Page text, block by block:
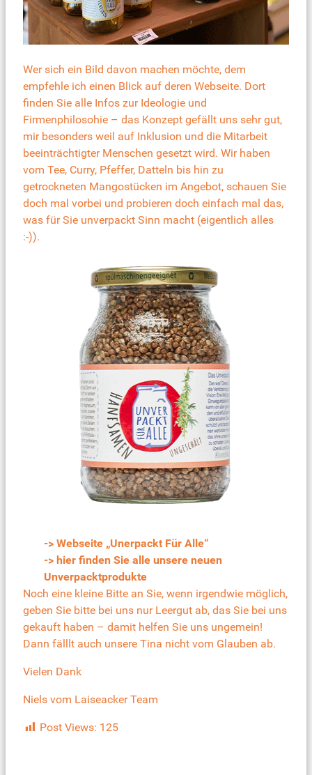
Wer sich ein Bild davon machen möchte, dem
empfehle ich einen Blick auf deren Webseite. Dort
finden Sie alle Infos zur Ideologie und
Firmenphilosohie – das Konzept gefällt uns sehr gut,
mir besonders weil auf Inklusion und die Mitarbeit
beeinträchtigter Menschen gesetzt wird. Wir haben
vom Tee, Curry, Pfeffer, Datteln bis hin zu
getrockneten Mangostücken im Angebot, schauen Sie
doch mal vorbei und probieren doch einfach mal das,
was für Sie unverpackt Sinn macht (eigentlich alles
:-)).
-> Webseite „Unerpackt Für Alle“
-> hier finden Sie alle unsere neuen
Unverpacktprodukte
Noch eine kleine Bitte an Sie, wenn irgendwie möglich,
geben Sie bitte bei uns nur Leergut ab, das Sie bei uns
gekauft haben – damit helfen Sie uns ungemein!
Dann fälllt auch unsere Tina nicht vom Glauben ab.
Vielen Dank
Niels vom Laiseacker Team
Post Views: 125